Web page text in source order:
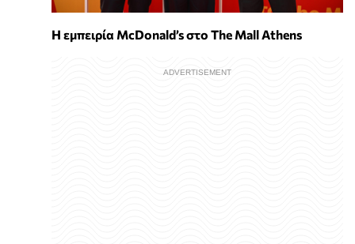
Η εμπειρία McDonald’s στο The Mall Athens